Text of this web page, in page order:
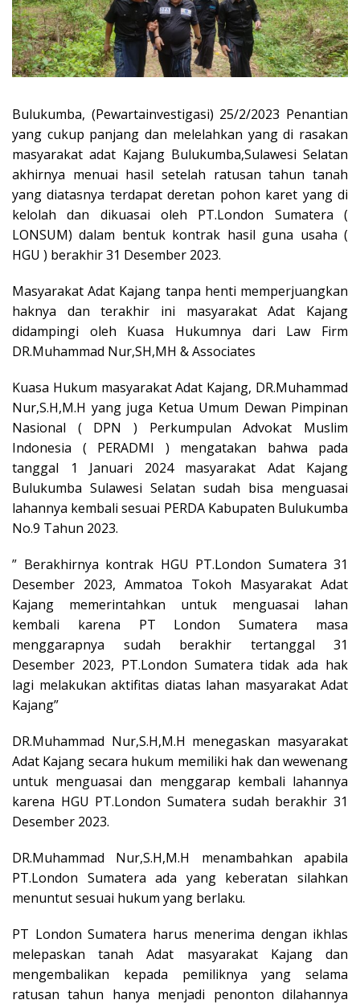
Bulukumba, (Pewartainvestigasi) 25/2/2023 Penantian
yang cukup panjang dan melelahkan yang di rasakan
masyarakat adat Kajang Bulukumba,Sulawesi Selatan
akhirnya menuai hasil setelah ratusan tahun tanah
yang diatasnya terdapat deretan pohon karet yang di
kelolah dan dikuasai oleh PT.London Sumatera (
LONSUM) dalam bentuk kontrak hasil guna usaha (
HGU ) berakhir 31 Desember 2023.
Masyarakat Adat Kajang tanpa henti memperjuangkan
haknya dan terakhir ini masyarakat Adat Kajang
didampingi oleh Kuasa Hukumnya dari Law Firm
DR.Muhammad Nur,SH,MH & Associates
Kuasa Hukum masyarakat Adat Kajang, DR.Muhammad
Nur,S.H,M.H yang juga Ketua Umum Dewan Pimpinan
Nasional ( DPN ) Perkumpulan Advokat Muslim
Indonesia ( PERADMI ) mengatakan bahwa pada
tanggal 1 Januari 2024 masyarakat Adat Kajang
Bulukumba Sulawesi Selatan sudah bisa menguasai
lahannya kembali sesuai PERDA Kabupaten Bulukumba
No.9 Tahun 2023.
” Berakhirnya kontrak HGU PT.London Sumatera 31
Desember 2023, Ammatoa Tokoh Masyarakat Adat
Kajang memerintahkan untuk menguasai lahan
kembali karena PT London Sumatera masa
menggarapnya sudah berakhir tertanggal 31
Desember 2023, PT.London Sumatera tidak ada hak
lagi melakukan aktifitas diatas lahan masyarakat Adat
Kajang”
DR.Muhammad Nur,S.H,M.H menegaskan masyarakat
Adat Kajang secara hukum memiliki hak dan wewenang
untuk menguasai dan menggarap kembali lahannya
karena HGU PT.London Sumatera sudah berakhir 31
Desember 2023.
DR.Muhammad Nur,S.H,M.H menambahkan apabila
PT.London Sumatera ada yang keberatan silahkan
menuntut sesuai hukum yang berlaku.
PT London Sumatera harus menerima dengan ikhlas
melepaskan tanah Adat masyarakat Kajang dan
mengembalikan kepada pemiliknya yang selama
ratusan tahun hanya menjadi penonton dilahannya